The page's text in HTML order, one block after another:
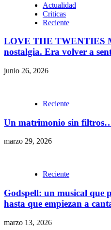
Actualidad
Criticas
Reciente
LOVE THE TWENTIES
nostalgia. Era volver a
junio 26, 2026
Reciente
Un matrimonio sin
marzo 29, 2026
Reciente
Godspell: un musical que
hasta que empiezan a
marzo 13, 2026